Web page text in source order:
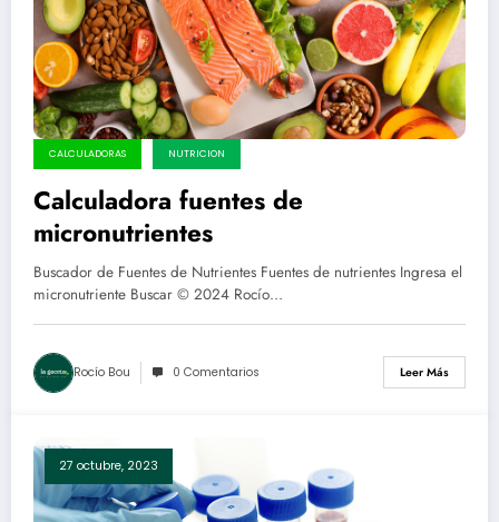
CALCULADORAS NUTRICION
Calculadora fuentes de
micronutrientes
Buscador de Fuentes de Nutrientes Fuentes de nutrientes Ingresa el
micronutriente Buscar © 2024 Rocío…
Rocío Bou 0 Comentarios Leer Más
27 octubre, 2023